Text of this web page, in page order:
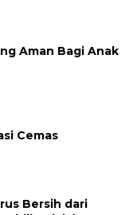
Aman Bagi Anak
Cemas
Bersih dari